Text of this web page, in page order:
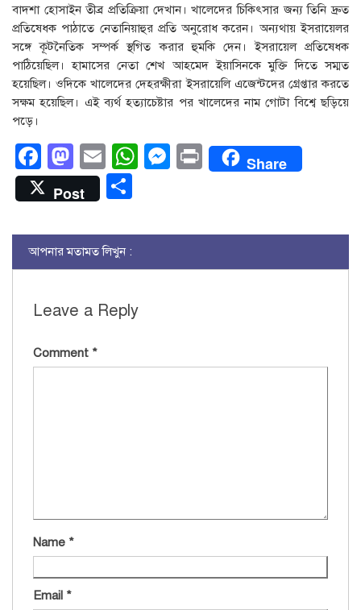
বাদশা হোসাইন তীব্র প্রতিক্রিয়া দেখান। খালেদের চিকিৎসার জন্য তিনি দ্রুত
প্রতিষেধক পাঠাতে নেতানিয়াহুর প্রতি অনুরোধ করেন। অন্যথায় ইসরায়েলর
সঙ্গে কূটনৈতিক সম্পর্ক স্থগিত করার হুমকি দেন। ইসরায়েল প্রতিষেধক
পাঠিয়েছিল। হামাসের নেতা শেখ আহমেদ ইয়াসিনকে মুক্তি দিতে সম্মত
হয়েছিল। ওদিকে খালেদের দেহরক্ষীরা ইসরায়েলি এজেন্টদের গ্রেপ্তার করতে
সক্ষম হয়েছিল। এই ব্যর্থ হত্যাচেষ্টার পর খালেদের নাম গোটা বিশ্বে ছড়িয়ে
পড়ে।
Facebook
Mastodon
EmailWhatsApp
Messenger
PrintShare
Post
আপনার মতামত লিখুন :
Leave a Reply
Comment *
Name *
Email *